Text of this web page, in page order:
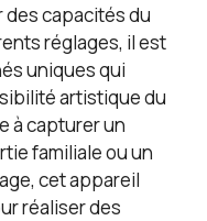
des capacités du
réglages, il est
uniques qui
artistique du
à capturer un
familiale ou un
cet appareil
réaliser des